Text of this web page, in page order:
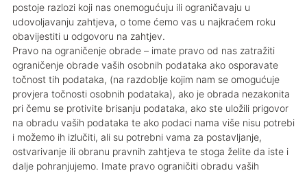
postoje razlozi koji nas onemogućuju ili ograničavaju u
udovoljavanju zahtjeva, o tome ćemo vas u najkraćem roku
obavijestiti u odgovoru na zahtjev.
Pravo na ograničenje obrade – imate pravo od nas zatražiti
ograničenje obrade vaših osobnih podataka ako osporavate
točnost tih podataka, (na razdoblje kojim nam se omogućuje
provjera točnosti osobnih podataka), ako je obrada nezakonita
pri čemu se protivite brisanju podataka, ako ste uložili prigovor
na obradu vaših podataka te ako podaci nama više nisu potrebi
i možemo ih izlučiti, ali su potrebni vama za postavljanje,
ostvarivanje ili obranu pravnih zahtjeva te stoga želite da iste i
dalje pohranjujemo. Imate pravo ograničiti obradu vaših